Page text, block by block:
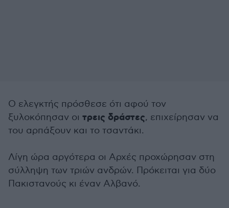
Ο ελεγκτής πρόσθεσε ότι αφού τον
ξυλοκόπησαν οι τρεις δράστες, επιχείρησαν να
του αρπάξουν και το τσαντάκι.
Λίγη ώρα αργότερα οι Αρχές προχώρησαν στη
σύλληψη των τριών ανδρών. Πρόκειται για δύο
Πακιστανούς κι έναν Αλβανό.